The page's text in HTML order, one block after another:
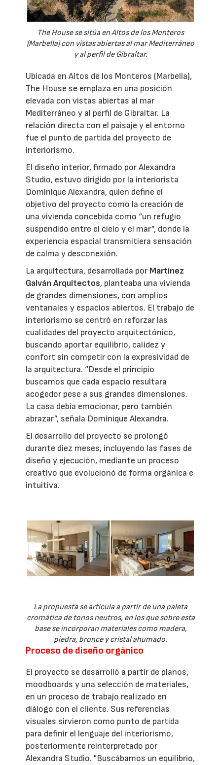
The House se sitúa en Altos de los Monteros
(Marbella) con vistas abiertas al mar Mediterráneo
y al perfil de Gibraltar.
Ubicada en Altos de los Monteros (Marbella),
The House se emplaza en una posición
elevada con vistas abiertas al mar
Mediterráneo y al perfil de Gibraltar. La
relación directa con el paisaje y el entorno
fue el punto de partida del proyecto de
interiorismo.
El diseño interior, firmado por Alexandra
Studio, estuvo dirigido por la interiorista
Dominique Alexandra, quien define el
objetivo del proyecto como la creación de
una vivienda concebida como “un refugio
suspendido entre el cielo y el mar”, donde la
experiencia espacial transmitiera sensación
de calma y desconexión.
La arquitectura, desarrollada por Martínez
Galván Arquitectos, planteaba una vivienda
de grandes dimensiones, con amplios
ventanales y espacios abiertos. El trabajo de
interiorismo se centró en reforzar las
cualidades del proyecto arquitectónico,
buscando aportar equilibrio, calidez y
confort sin competir con la expresividad de
la arquitectura. “Desde el principio
buscamos que cada espacio resultara
acogedor pese a sus grandes dimensiones.
La casa debía emocionar, pero también
abrazar”, señala Dominique Alexandra.
El desarrollo del proyecto se prolongó
durante diez meses, incluyendo las fases de
diseño y ejecución, mediante un proceso
creativo que evolucionó de forma orgánica e
intuitiva.
La propuesta se articula a partir de una paleta
cromática de tonos neutros, en los que sobre esta
base se incorporan materiales como madera,
piedra, bronce y cristal ahumado.
Proceso de diseño orgánico
El proyecto se desarrolló a partir de planos,
moodboards y una selección de materiales,
en un proceso de trabajo realizado en
diálogo con el cliente. Sus referencias
visuales sirvieron como punto de partida
para definir el lenguaje del interiorismo,
posteriormente reinterpretado por
Alexandra Studio. "Buscábamos un equilibrio,